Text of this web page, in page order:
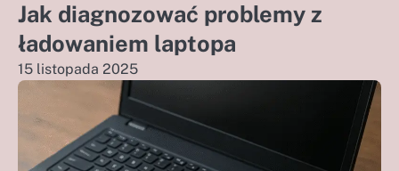
Jak diagnozować problemy z
ładowaniem laptopa
15 listopada 2025